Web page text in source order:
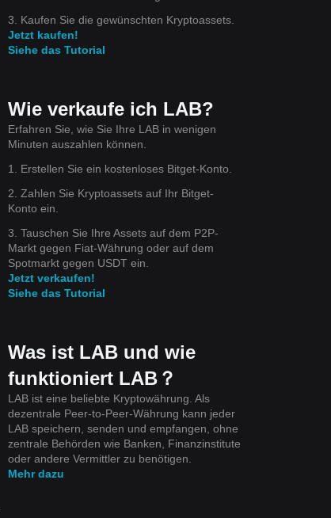
3. Kaufen Sie die gewünschten Kryptoassets.
Jetzt kaufen!
Siehe das Tutorial
Wie verkaufe ich LAB?
Erfahren Sie, wie Sie Ihre LAB in wenigen
Minuten auszahlen können.
1. Erstellen Sie ein kostenloses Bitget-Konto.
2. Zahlen Sie Kryptoassets auf Ihr Bitget-
Konto ein.
3. Tauschen Sie Ihre Assets auf dem P2P-
Markt gegen Fiat-Währung oder auf dem
Spotmarkt gegen USDT ein.
Jetzt verkaufen!
Siehe das Tutorial
Was ist LAB und wie
funktioniert LAB？
LAB ist eine beliebte Kryptowährung. Als
dezentrale Peer-to-Peer-Währung kann jeder
LAB speichern, senden und empfangen, ohne
zentrale Behörden wie Banken, Finanzinstitute
oder andere Vermittler zu benötigen.
Mehr dazu